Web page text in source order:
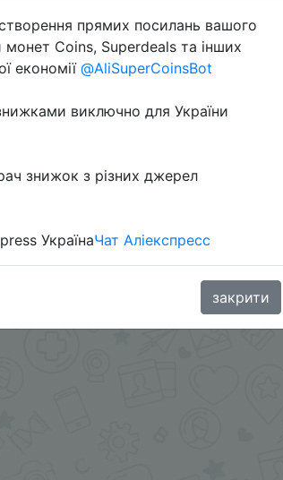
Перейти
прямих посилань вашого
монет Coins, Superdeals та інших
економії @AliSuperCoinsBot
виключно для України
знижок з різних джерел
УкраїнаЧат Аліекспресс
закрити